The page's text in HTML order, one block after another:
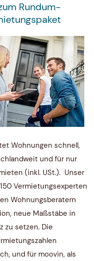
Rundum-
Wohnungen schnell,
und für nur
(inkl. USt.). Unser
Vermietungsexperten
Wohnungsberatern
neue Maßstäbe in
zu setzen. Die
und für moovin, als